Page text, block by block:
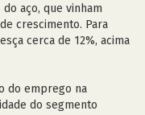
aço, que vinham
crescimento. Para
cerca de 12%, acima
do emprego na
do segmento